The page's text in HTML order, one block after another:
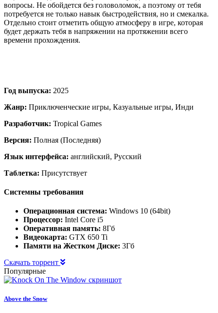
вопросы. Не обойдется без головоломок, а поэтому от тебя
потребуется не только навык быстродействия, но и смекалка.
Отдельно стоит отметить общую атмосферу в игре, которая
будет держать тебя в напряжении на протяжении всего
времени прохождения.
Год выпуска: 2025
Жанр: Приключенческие игры, Казуальные игры, Инди
Разработчик: Tropical Games
Версия: Полная (Последняя)
Язык интерфейса: английский, Русский
Таблетка: Присутствует
Системны требования
Операционная система: Windows 10 (64bit)
Процессор: Intel Core i5
Оперативная память: 8Гб
Видеокарта: GTX 650 Ti
Памяти на Жестком Диске: 3Гб
Скачать торрент
Популярные
Above the Snow